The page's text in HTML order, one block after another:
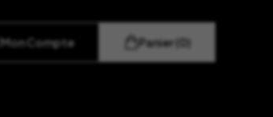
Mon Compte Panier (0)